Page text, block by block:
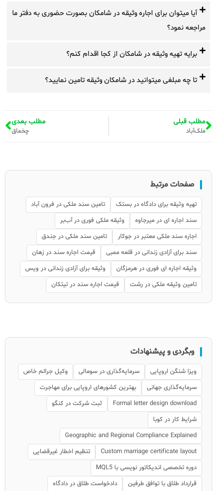
آیا میتوان برای اجاره وثیقه در شامکان بصورت حضوری به دفتر ما
مراجعه نمود؟
برایه تهیه وثیقه در شامکان از کجا اقدام کنم؟
تا چه مبلغی میتوانید در شامکان وثیقه تامین نمایید؟
مطلب قبلی
ملک‌آباد
مطلب بعدی
چخماق
صفحات مرتبط
تهیه وثیقه برای دادگاه در بستک
تامین سند ملکی در فرون آباد
سند اجاره ای در میرجاوه
وثیقه ملکی فوری در آب‌بر
اجاره سند ملکی معتبر در جوکار
تامین سند ملکی در جندق
سند برای آزادی زندانی در قلعه ممبی
قیمت اجاره سند در زهان
وثیقه اجاره ای فوری در هرمزگان
وثیقه برای آزادی زندانی در ویس
تامین وثیقه ملکی در رشت
قیمت اجاره سند در تیتکان
وبگردی و پیشنهادات
ویزا شنگن اروپایی سرمایه‌گذاری در سومالی
وکیل جرائم خاص
سرمایه‌گذاری جهانی
بهترین کشورهای اروپایی برای مهاجرت
Formal letter design download
ثبت شرکت در کنگو
شرایط کار در کوبا
Geographic and Regional Compliance Explained
Custom marriage certificate layout
تنظیم اخطار غیرقضایی
دوره تخصصی اندیکاتور نویسی با MQL5
قرارداد طلاق با توافق طرفین
دادخواست طلاق در دادگاه